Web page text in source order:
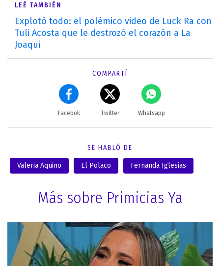
LEÉ TAMBIÉN
Explotó todo: el polémico video de Luck Ra con
Tuli Acosta que le destrozó el corazón a La
Joaqui
COMPARTÍ
Facebok Twitter Whatsapp
SE HABLÓ DE
Valeria Aquino El Polaco Fernanda Iglesias
Más sobre Primicias Ya